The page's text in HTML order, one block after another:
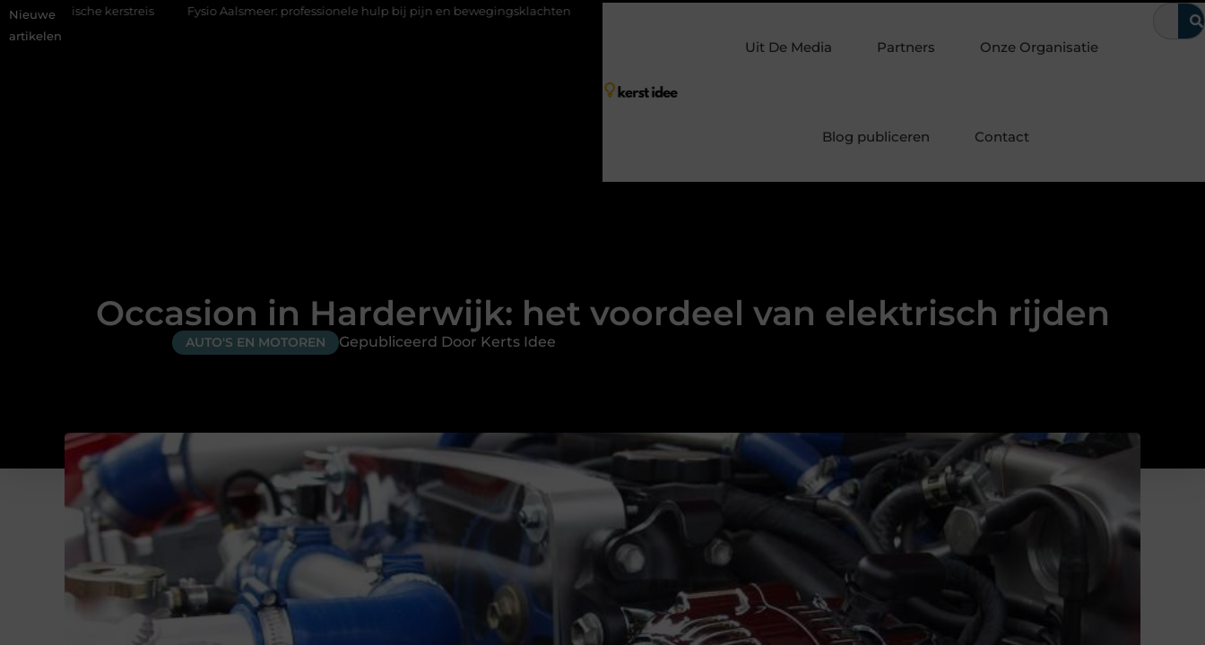
Nieuwe
artikelen
kerstreis Fysio Aalsmeer: professionele hulp bij pijn en bewegingsklachten Vakantiechecklist om jouw woning veilig achter te laten Waarom kerntrekbeveiliging onmisbaar is voor
Uit De Media Partners Onze Organisatie
Blog publiceren Contact
Occasion in Harderwijk: het voordeel van elektrisch rijden
AUTO'S EN MOTOREN Gepubliceerd Door Kerts Idee